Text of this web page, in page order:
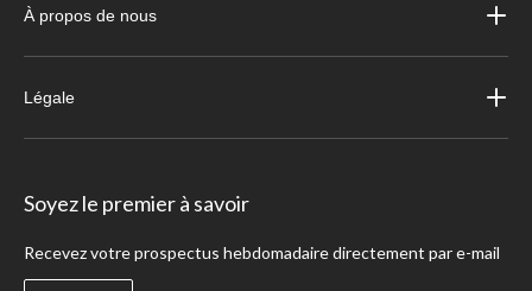
À propos de nous
Légale
Soyez le premier à savoir
Recevez votre prospectus hebdomadaire directement par e-mail